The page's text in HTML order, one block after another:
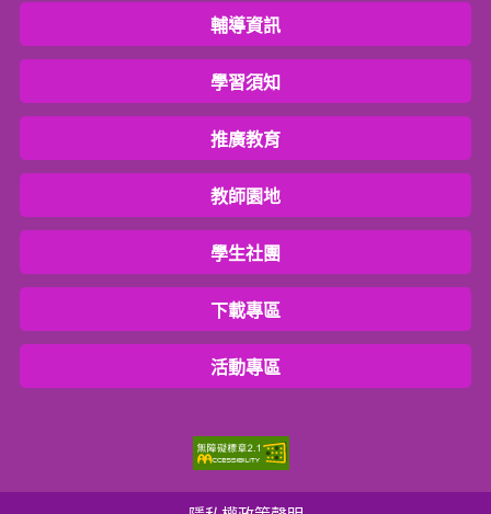
輔導資訊
學習須知
推廣教育
教師園地
學生社團
下載專區
活動專區